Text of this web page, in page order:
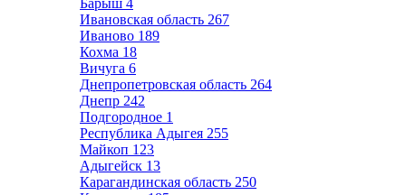
Барыш 4
Ивановская область 267
Иваново 189
Кохма 18
Вичуга 6
Днепропетровская область 264
Днепр 242
Подгородное 1
Республика Адыгея 255
Майкоп 123
Адыгейск 13
Карагандинская область 250